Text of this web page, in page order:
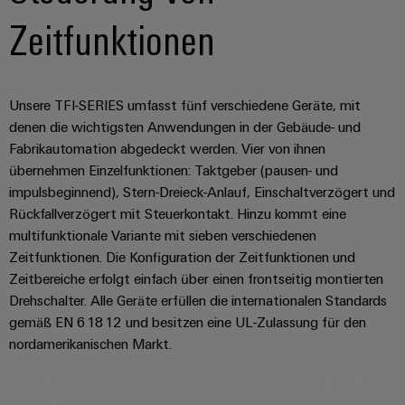
-
und
Sicherheit
für
moderne
Energienetze
Gebäudeinfrastruktur
Lösungen
für
die
spezifischen
Anforderungen
in
der
Gebäudeinfrastruktur
Feldebene
Smart
Cabinet
Building
Smart
Metering
Weidmüller
Configurator
Workplace
Migrationslösungen
Verteilerboxen
Elektronik
Koppelrelais
&
Halbleiterrelais
Trennverstärker
und
Connectivity
Consulting
Engineering
Weidmüller
Configurator
PCB
Connector
Services
Akkreditiertes
Labor
Newsletter
Kundenservice
Webshop
Preisliste
Kataloganforderung
Weidmüller
Welt
Mag
|
Kundenmagazin
Länder
Management
Informationen
und
Zertifikate
für
Für
Schülerinnen
und
Schüler
Ausbildung
Duales
Studium
Schülerpraktika
Zeitfunktionen
Unsere TFI-SERIES umfasst fünf verschiedene Geräte, mit
denen die wichtigsten Anwendungen in der Gebäude- und
Fabrikautomation abgedeckt werden. Vier von ihnen
übernehmen Einzelfunktionen: Taktgeber (pausen- und
impulsbeginnend), Stern-Dreieck-Anlauf, Einschaltverzögert und
Rückfallverzögert mit Steuerkontakt. Hinzu kommt eine
multifunktionale Variante mit sieben verschiedenen
Zeitfunktionen. Die Konfiguration der Zeitfunktionen und
Zeitbereiche erfolgt einfach über einen frontseitig montierten
Drehschalter. Alle Geräte erfüllen die internationalen Standards
gemäß EN 61812 und besitzen eine UL-Zulassung für den
nordamerikanischen Markt.